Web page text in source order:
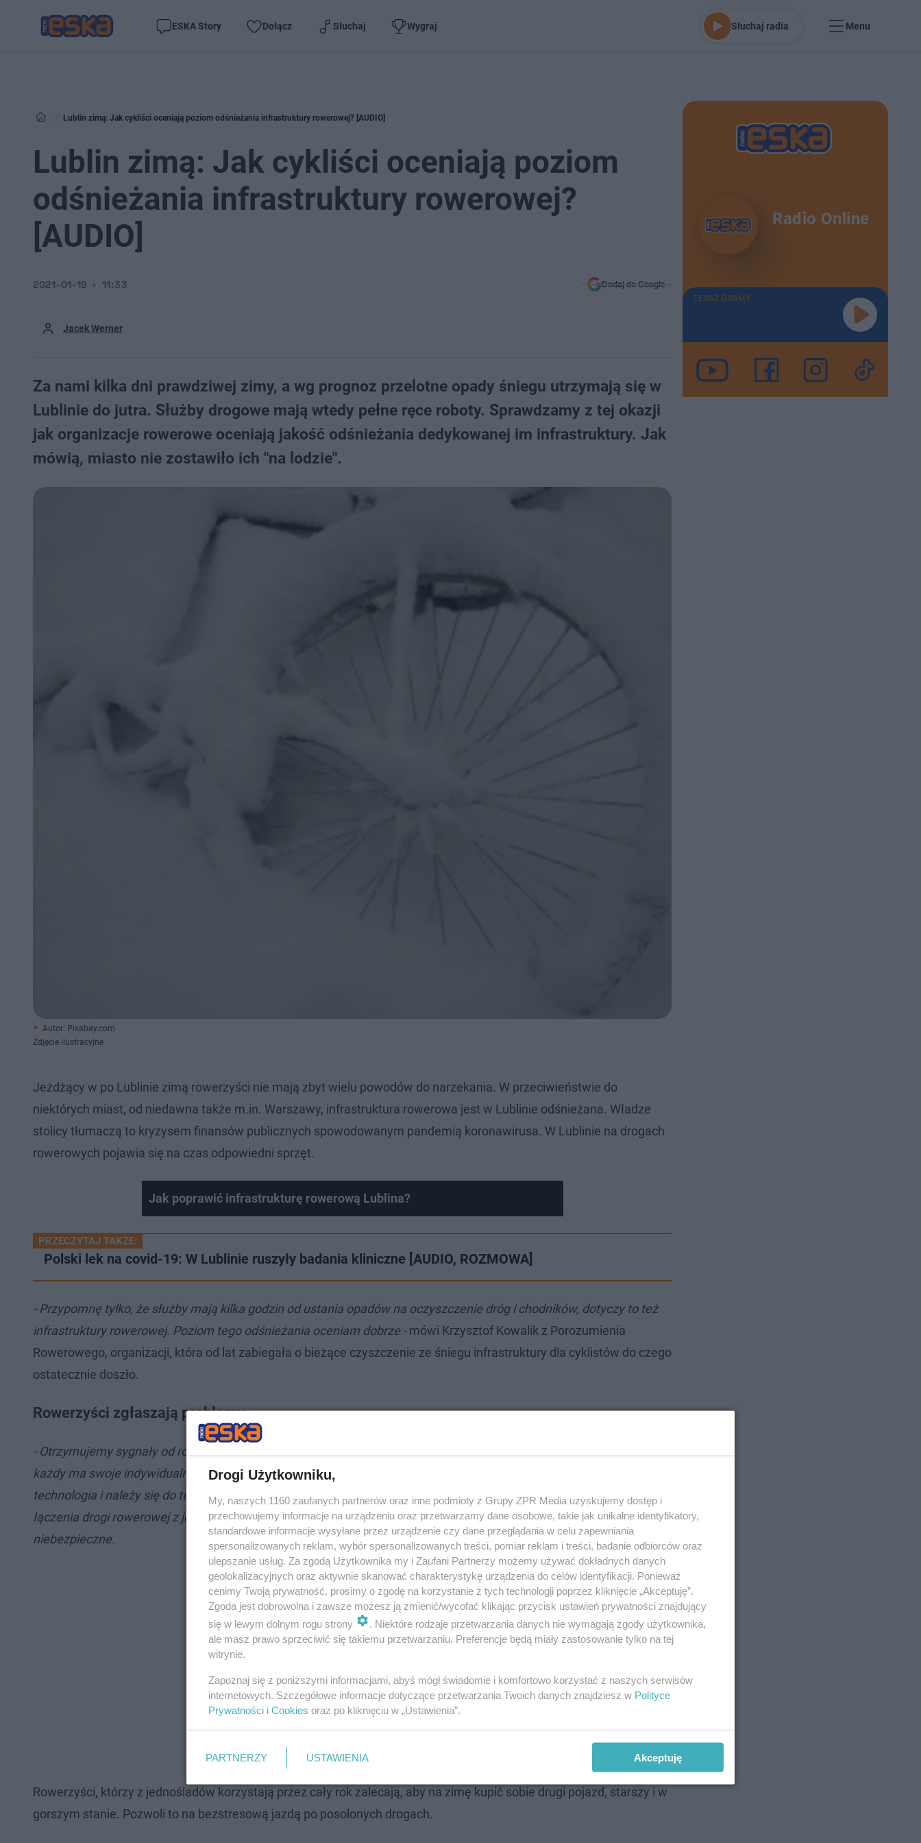
ESKA Story Dołącz Słuchaj Wygraj Słuchaj radia Menu
Lublin zimą: Jak cykliści oceniają poziom odśnieżania infrastruktury rowerowej? [AUDIO]
Lublin zimą: Jak cykliści oceniają poziom
odśnieżania infrastruktury rowerowej?
[AUDIO]
Jacek Werner
2021-01-19 11:33 Dodaj do Google
Za nami kilka dni prawdziwej zimy, a wg prognoz przelotne opady śniegu utrzymają się w
Lublinie do jutra. Służby drogowe mają wtedy pełne ręce roboty. Sprawdzamy z tej okazji
jak organizacje rowerowe oceniają jakość odśnieżania dedykowanej im infrastruktury. Jak
mówią, miasto nie zostawiło ich "na lodzie".
Autor: Pixabay.com
Zdjęcie ilustracyjne
Jeżdżący w po Lublinie zimą rowerzyści nie mają zbyt wielu powodów do narzekania. W przeciwieństwie do
niektórych miast, od niedawna także m.in. Warszawy, infrastruktura rowerowa jest w Lublinie odśnieżana. Władze
stolicy tłumaczą to kryzysem finansów publicznych spowodowanym pandemią koronawirusa. W Lublinie na drogach
rowerowych pojawia się na czas odpowiedni sprzęt.
Jak poprawić infrastrukturę rowerową Lublina?
PRZECZYTAJ TAKŻE:
Polski lek na covid-19: W Lublinie ruszyły badania kliniczne [AUDIO, ROZMOWA]
- Przypomnę tylko, że służby mają kilka godzin od ustania opadów na oczyszczenie dróg i chodników, dotyczy to też
infrastruktury rowerowej. Poziom tego odśnieżania oceniam dobrze -mówi Krzysztof Kowalik z Porozumienia
Rowerowego, organizacji, która od lat zabiegała o bieżące czyszczenie ze śniegu infrastruktury dla cyklistów do czego
ostatecznie doszło.
Rowerzyści zgłaszają problemy
- Otrzymujemy sygnały od rowerzystów, że coś jest słabo odśnieżone, ale raczej nie ma na co narzekać. Do tego
każdy ma swoje indywidualne preferencje, np. jedni nie lubią piachu, inni z kolei dużej ilości soli. Taka jest jednak
technologia i należy się do tego przyzwyczaić -dodaje Kowalik
- Obiektywnym problemem są na pewno miejsca
łączenia drogi rowerowej z jezdnią. Tam często powstają niewielkie zaspy, które dla rowerzysty mogą być
niebezpieczne.
Rowerzyści, którzy z jednośladów korzystają przez cały rok zalecają, aby na zimę kupić sobie drugi pojazd, starszy i w
gorszym stanie. Pozwoli to na bezstresową jazdą po posolonych drogach.
Radio Online
TERAZ GRAMY
Drogi Użytkowniku,
My, naszych 1160 zaufanych partnerów oraz inne podmioty z Grupy ZPR Media uzyskujemy dostęp i
przechowujemy informacje na urządzeniu oraz przetwarzamy dane osobowe, takie jak unikalne identyfikatory,
standardowe informacje wysyłane przez urządzenie czy dane przeglądania w celu zapewniania
spersonalizowanych reklam, wybór spersonalizowanych treści, pomiar reklam i treści, badanie odbiorców oraz
ulepszanie usług. Za zgodą Użytkownika my i Zaufani Partnerzy możemy używać dokładnych danych
geolokalizacyjnych oraz aktywnie skanować charakterystykę urządzenia do celów identyfikacji. Ponieważ
cenimy Twoją prywatność, prosimy o zgodę na korzystanie z tych technologii poprzez kliknięcie „Akceptuję”.
Zgoda jest dobrowolna i zawsze możesz ją zmienić/wycofać klikając przycisk ustawień prywatności znajdujący
się w lewym dolnym rogu strony
. Niektóre rodzaje przetwarzania danych nie wymagają zgody użytkownika,
ale masz prawo sprzeciwić się takiemu przetwarzaniu. Preferencje będą miały zastosowanie tylko na tej
witrynie.
Zapoznaj się z poniższymi informacjami, abyś mógł świadomie i komfortowo korzystać z naszych serwisów
internetowych. Szczegółowe informacje dotyczące przetwarzania Twoich danych znajdziesz w Polityce
Prywatności i Cookies oraz po kliknięciu w „Ustawienia”.
PARTNERZY USTAWIENIA Akceptuję